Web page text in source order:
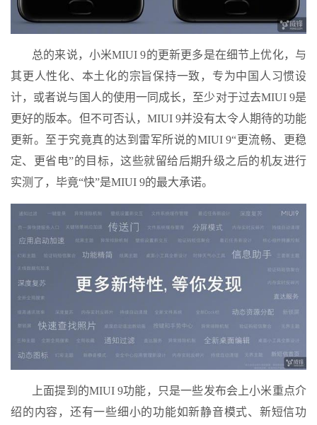
总的来说，小米MIUI 9的更新更多是在细节上优化，与
其更人性化、本土化的宗旨保持一致，专为中国人习惯设
计，或者说与国人的使用一同成长，至少对于过去MIUI 9是
更好的版本。但不可否认，MIUI 9并没有太令人期待的功能
更新。至于究竟真的达到雷军所说的MIUI 9“更流畅、更稳
定、更省电”的目标，这些就留给后期升级之后的机友进行
实测了，毕竟“快”是MIUI 9的最大承诺。
上面提到的MIUI 9功能，只是一些发布会上小米重点介
绍的内容，还有一些细小的功能如新静音模式、新短信功